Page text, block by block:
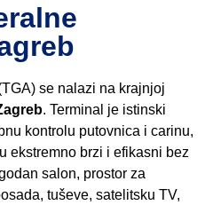
se nalazi na krajnjoj
. Terminal je istinski
kontrolu putovnica i carinu,
ekstremno brzi i efikasni bez
salon, prostor za
tuševe, satelitsku TV,